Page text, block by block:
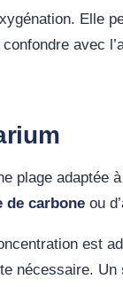
Elle
avec
plage adaptée
de carbone ou
est
nécessaire.